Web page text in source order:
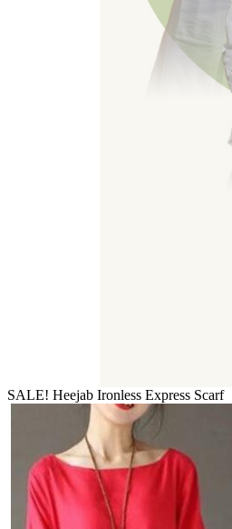
SALE! Heejab Ironless Express Scarf